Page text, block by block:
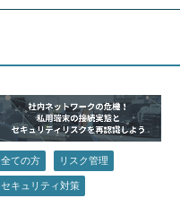
全ての方 リスク管理
セキュリティ対策